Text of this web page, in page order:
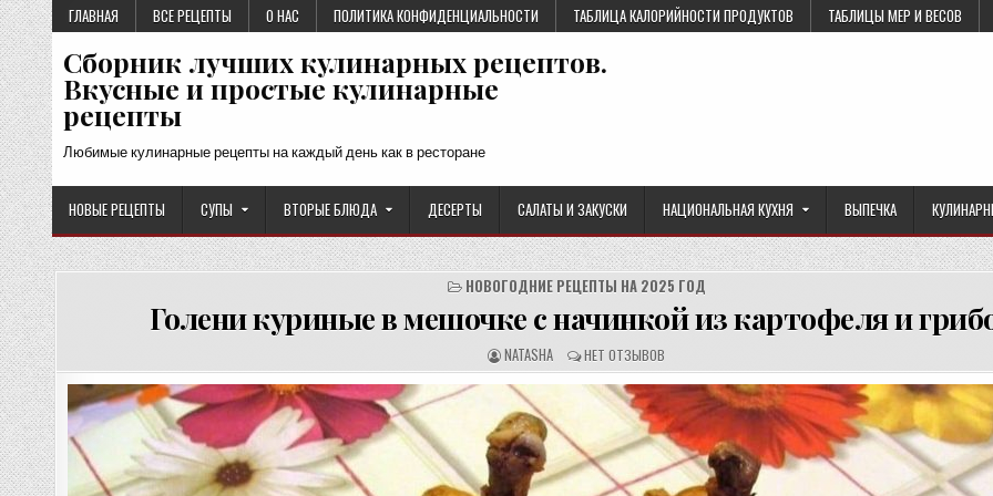
Перейти
к
содержимому
ГЛАВНАЯ ВСЕ РЕЦЕПТЫ О НАС ПОЛИТИКА КОНФИДЕНЦИАЛЬНОСТИ ТАБЛИЦА КАЛОРИЙНОСТИ ПРОДУКТОВ ТАБЛИЦЫ МЕР И ВЕСОВ
Сборник лучших кулинарных рецептов.
Вкусные и простые кулинарные
рецепты
Любимые кулинарные рецепты на каждый день как в ресторане
НОВЫЕ РЕЦЕПТЫ СУПЫ ВТОРЫЕ БЛЮДА ДЕСЕРТЫ САЛАТЫ И ЗАКУСКИ НАЦИОНАЛЬНАЯ КУХНЯ ВЫПЕЧКА
НОВОГОДНИЕ РЕЦЕПТЫ НА 2025 ГОД
Голени куриные в мешочке с начинкой из картофеля и
А
В
Т
О
Р
Е
Ц
Е
П
Т
NATASHA О
Т
З
Ы
НЕТ ОТЗЫВОВ